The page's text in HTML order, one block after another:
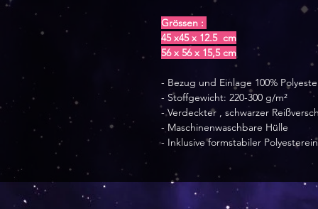
Grössen :
45 x45 x 12.5 cm
56 x 56 x 15,5 cm
- Bezug und Einlage 100%
- Stoffgewicht: 220-300 g/m²
- Verdeckter , schwarzer
- Maschinenwaschbare Hülle
- Inklusive formstabiler